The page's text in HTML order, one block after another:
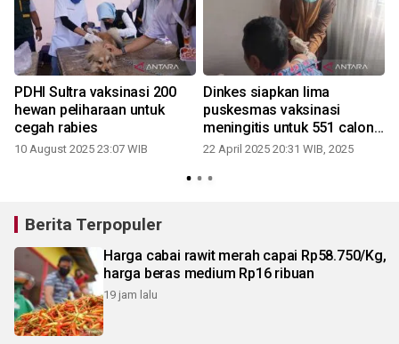
PDHI Sultra vaksinasi 200
hewan peliharaan untuk
cegah rabies
10 August 2025 23:07 WIB
Dinkes siapkan lima
puskesmas vaksinasi
meningitis untuk 551 calon
haji
22 April 2025 20:31 WIB, 2025
Berita Terpopuler
Harga cabai rawit merah capai Rp58.750/Kg,
harga beras medium Rp16 ribuan
19 jam lalu